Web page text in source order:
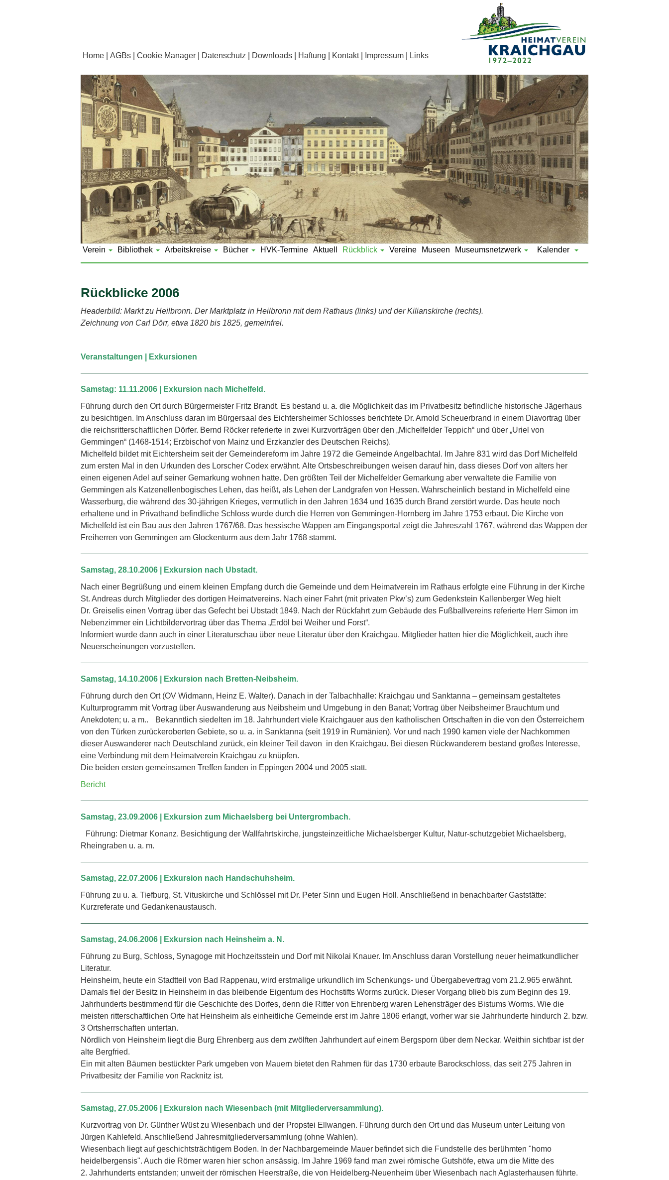
Home AGBs Cookie Manager Datenschutz Downloads Haftung Kontakt Impressum Links
Verein Bibliothek Arbeitskreise Bücher HVK-Termine Aktuell Rückblick Vereine Museen Museumsnetzwerk Kalender
Rückblicke 2006
Headerbild: Markt zu Heilbronn. Der Marktplatz in Heilbronn mit dem Rathaus (links) und der Kilianskirche (rechts).
Zeichnung von Carl Dörr, etwa 1820 bis 1825, gemeinfrei.
Veranstaltungen | Exkursionen
Samstag: 11.11.2006 | Exkursion nach Michelfeld.
Führung durch den Ort durch Bürgermeister Fritz Brandt. Es bestand u. a. die Möglichkeit das im Privatbesitz befindliche historische Jägerhaus
zu besichtigen. Im Anschluss daran im Bürgersaal des Eichtersheimer Schlosses berichtete Dr. Arnold Scheuerbrand in einem Diavortrag über
die reichsritterschaftlichen Dörfer. Bernd Röcker referierte in zwei Kurzvorträgen über den „Michelfelder Teppich“ und über „Uriel von
Gemmingen“ (1468-1514; Erzbischof von Mainz und Erzkanzler des Deutschen Reichs).
Michelfeld bildet mit Eichtersheim seit der Gemeindereform im Jahre 1972 die Gemeinde Angelbachtal. Im Jahre 831 wird das Dorf Michelfeld
zum ersten Mal in den Urkunden des Lorscher Codex erwähnt. Alte Ortsbeschreibungen weisen darauf hin, dass dieses Dorf von alters her
einen eigenen Adel auf seiner Gemarkung wohnen hatte. Den größten Teil der Michelfelder Gemarkung aber verwaltete die Familie von
Gemmingen als Katzen­ellenbogisches Lehen, das heißt, als Lehen der Landgrafen von Hessen. Wahrscheinlich bestand in Michelfeld eine
Wasserburg, die während des 30-jährigen Krieges, vermutlich in den Jahren 1634 und 1635 durch Brand zerstört wurde. Das heute noch
erhaltene und in Privathand befindliche Schloss wurde durch die Herren von Gemmingen-Hornberg im Jahre 1753 erbaut. Die Kirche von
Michelfeld ist ein Bau aus den Jahren 1767/68. Das hessische Wappen am Eingangsportal zeigt die Jahreszahl 1767, während das Wappen der
Freiherren von Gemmingen am Glockenturm aus dem Jahr 1768 stammt.
Samstag, 28.10.2006 | Exkursion nach Ubstadt.
Nach einer Begrüßung und einem kleinen Empfang durch die Gemeinde und dem Heimatverein im Rathaus erfolgte eine Führung in der Kirche
St. Andreas durch Mitglieder des dortigen Heimatvereins. Nach einer Fahrt (mit privaten Pkw’s) zum Gedenkstein Kallenberger Weg hielt
Dr. Greiselis einen Vortrag über das Gefecht bei Ubstadt 1849. Nach der Rückfahrt zum Gebäude des Fußballvereins referierte Herr Simon im
Nebenzimmer ein Lichtbildervortrag über das Thema „Erdöl bei Weiher und Forst“.
Informiert wurde dann auch in einer Literaturschau über neue Literatur über den Kraichgau. Mitglieder hatten hier die Möglichkeit, auch ihre
Neuerscheinungen vorzustellen.
Samstag, 14.10.2006 | Exkursion nach Bretten-Neibsheim.
Führung durch den Ort (OV Widmann, Heinz E. Walter). Danach in der Talbachhalle: Kraichgau und Sanktanna – gemeinsam gestaltetes
Kulturprogramm mit Vortrag über Auswanderung aus Neibsheim und Umgebung in den Banat; Vortrag über Neibsheimer Brauchtum und
Anekdoten; u. a m.. Bekanntlich siedelten im 18. Jahrhundert viele Kraichgauer aus den katholischen Ortschaften in die von den Österreichern
von den Türken zurückeroberten Gebiete, so u. a. in Sanktanna (seit 1919 in Rumänien). Vor und nach 1990 kamen viele der Nachkommen
dieser Auswanderer nach Deutschland zurück, ein kleiner Teil davon in den Kraichgau. Bei diesen Rückwanderern bestand großes Interesse,
eine Verbindung mit dem Heimatverein Kraichgau zu knüpfen.
Die beiden ersten gemeinsamen Treffen fanden in Eppingen 2004 und 2005 statt.
Bericht
Samstag, 23.09.2006 | Exkursion zum Michaelsberg bei Untergrombach.
Führung: Dietmar Konanz. Besichtigung der Wallfahrtskirche, jungsteinzeitliche Michaelsberger Kultur, Natur-schutzgebiet Michaelsberg,
Rheingraben u. a. m.
Samstag, 22.07.2006 | Exkursion nach Handschuhsheim.
Führung zu u. a. Tiefburg, St. Vituskirche und Schlössel mit Dr. Peter Sinn und Eugen Holl. Anschließend in benachbarter Gaststätte:
Kurzreferate und Gedankenaustausch.
Samstag, 24.06.2006 | Exkursion nach Heinsheim a. N.
Führung zu Burg, Schloss, Synagoge mit Hochzeitsstein und Dorf mit Nikolai Knauer. Im Anschluss daran Vorstellung neuer heimatkundlicher
Literatur.
Heinsheim, heute ein Stadtteil von Bad Rappenau, wird erstmalige urkundlich im Schenkungs- und Übergabevertrag vom 21.2.965 erwähnt.
Damals fiel der Besitz in Heinsheim in das bleibende Eigentum des Hochstifts Worms zurück. Dieser Vorgang blieb bis zum Beginn des 19.
Jahrhunderts bestimmend für die Geschichte des Dorfes, denn die Ritter von Ehrenberg waren Lehensträger des Bistums Worms. Wie die
meisten ritterschaftlichen Orte hat Heinsheim als einheitliche Gemeinde erst im Jahre 1806 erlangt, vorher war sie Jahrhunderte hindurch 2. bzw.
3 Ortsherrschaften untertan.
Nördlich von Heinsheim liegt die Burg Ehrenberg aus dem zwölften Jahrhundert auf einem Bergsporn über dem Neckar. Weithin sichtbar ist der
alte Bergfried.
Ein mit alten Bäumen bestückter Park umgeben von Mauern bietet den Rahmen für das 1730 erbaute Barockschloss, das seit 275 Jahren in
Privatbesitz der Familie von Racknitz ist.
Samstag, 27.05.2006 | Exkursion nach Wiesenbach (mit Mitgliederver­sammlung).
Kurzvortrag von Dr. Günther Wüst zu Wiesenbach und der Propstei Ellwangen. Führung durch den Ort und das Museum unter Leitung von
Jürgen Kahlefeld. Anschließend Jahresmitgliederversammlung (ohne Wahlen).
Wiesenbach liegt auf geschichtsträchtigem Boden. In der Nachbargemeinde Mauer befindet sich die Fundstelle des berühmten "homo
heidelbergensis". Auch die Römer waren hier schon ansässig. Im Jahre 1969 fand man zwei römische Gutshöfe, etwa um die Mitte des
2. Jahrhun­derts entstanden; unweit der römischen Heerstraße, die von Heidelberg-Neuenheim über Wiesenbach nach Aglasterhausen führte.